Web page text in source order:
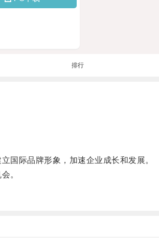
排行
际品牌形象，加速企业成长和发展。
。